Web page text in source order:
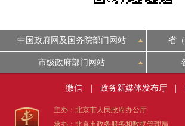
ESPAÑOL العربية
中国政府网及国务院部门网站 省
市级政府部门网站
微信 政务新媒体发布厅
主办：北京市人民政府办公厅
承办：北京市政务服务和数据管理局